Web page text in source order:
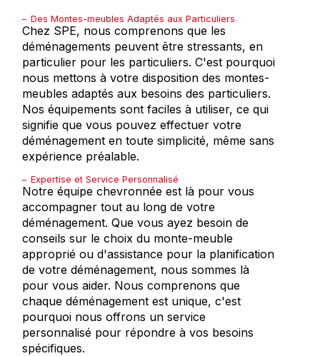
Des Montes-meubles Adaptés aux Particuliers
Chez SPE, nous comprenons que les
déménagements peuvent être stressants, en
particulier pour les particuliers. C'est pourquoi
nous mettons à votre disposition des montes-
meubles adaptés aux besoins des particuliers.
Nos équipements sont faciles à utiliser, ce qui
signifie que vous pouvez effectuer votre
déménagement en toute simplicité, même sans
expérience préalable.
Expertise et Service Personnalisé
Notre équipe chevronnée est là pour vous
accompagner tout au long de votre
déménagement. Que vous ayez besoin de
conseils sur le choix du monte-meuble
approprié ou d'assistance pour la planification
de votre déménagement, nous sommes là
pour vous aider. Nous comprenons que
chaque déménagement est unique, c'est
pourquoi nous offrons un service
personnalisé pour répondre à vos besoins
spécifiques.